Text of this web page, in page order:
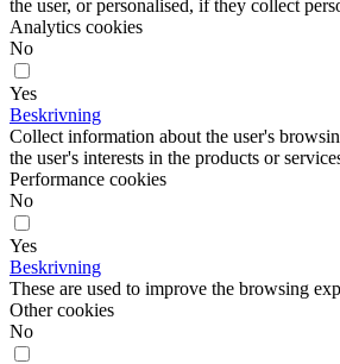
the user, or personalised, if they collect
Analytics cookies
No
Yes
Beskrivning
Collect information about the user's
the user's interests in the products or
Performance cookies
No
Yes
Beskrivning
These are used to improve the browsing
Other cookies
No